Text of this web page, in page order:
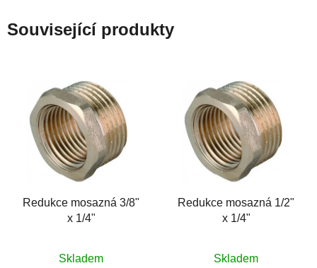
Související produkty
Redukce mosazná 3/8"
x 1/4"
Skladem
Redukce mosazná 1/2"
x 1/4"
Skladem